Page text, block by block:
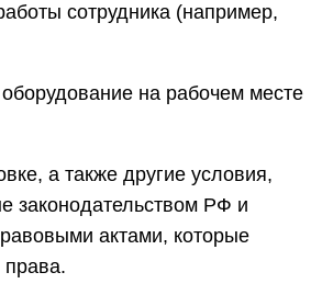
сотрудника (например,
на рабочем месте
а также другие условия,
законодательством РФ и
актами, которые